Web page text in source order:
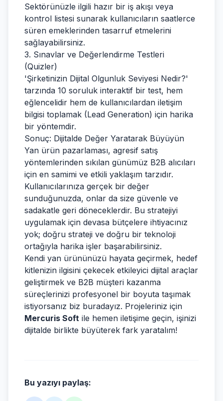
Sektörünüzle ilgili hazır bir iş akışı veya
kontrol listesi sunarak kullanıcıların saatlerce
süren emeklerinden tasarruf etmelerini
sağlayabilirsiniz.
3. Sınavlar ve Değerlendirme Testleri
(Quizler)
'Şirketinizin Dijital Olgunluk Seviyesi Nedir?'
tarzında 10 soruluk interaktif bir test, hem
eğlencelidir hem de kullanıcılardan iletişim
bilgisi toplamak (Lead Generation) için harika
bir yöntemdir.
Sonuç: Dijitalde Değer Yaratarak Büyüyün
Yan ürün pazarlaması, agresif satış
yöntemlerinden sıkılan günümüz B2B alıcıları
için en samimi ve etkili yaklaşım tarzıdır.
Kullanıcılarınıza gerçek bir değer
sunduğunuzda, onlar da size güvenle ve
sadakatle geri döneceklerdir. Bu stratejiyi
uygulamak için devasa bütçelere ihtiyacınız
yok; doğru strateji ve doğru bir teknoloji
ortağıyla harika işler başarabilirsiniz.
Kendi yan ürününüzü hayata geçirmek, hedef
kitlenizin ilgisini çekecek etkileyici dijital araçlar
geliştirmek ve B2B müşteri kazanma
süreçlerinizi profesyonel bir boyuta taşımak
istiyorsanız biz buradayız. Projeleriniz için
Mercuris Soft ile hemen iletişime geçin, işinizi
dijitalde birlikte büyüterek fark yaratalım!
Bu yazıyı paylaş: